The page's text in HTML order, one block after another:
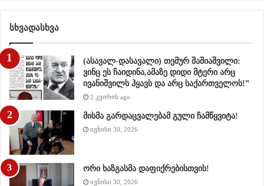
სხვადასხვა
(ასავალ-დასავალი) თემურ შაშიაშვილი:
ვინც ეს ჩაიდინა,ამაზე დიდი მტერი არც
ივანიშვილს ჰყავს და არც საქართველოს!”
2 კვირის ago
მისმა გარდაცვალებამ გული ჩამწყვიტა!
ივნისი 30, 2026
ორი ხაზგასმა დაფიქრებისთვის!
ივნისი 30, 2026